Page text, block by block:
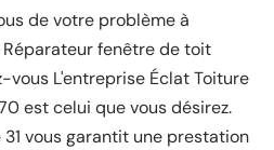
de votre problème à
Réparateur fenêtre de toit
vous L'entreprise Éclat Toiture
est celui que vous désirez.
vous garantit une prestation